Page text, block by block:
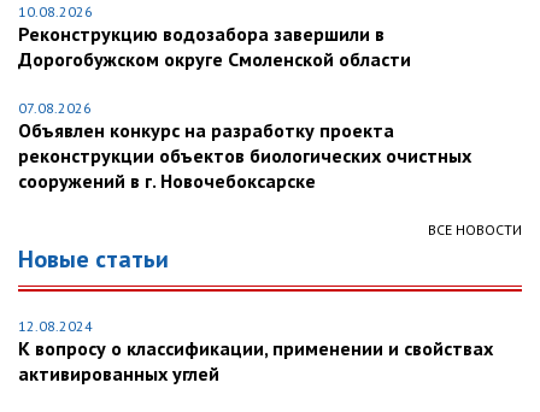
10.08.2026
Реконструкцию водозабора завершили в
Дорогобужском округе Смоленской области
07.08.2026
Объявлен конкурс на разработку проекта
реконструкции объектов биологических очистных
сооружений в г. Новочебоксарске
ВСЕ НОВОСТИ
Новые статьи
12.08.2024
К вопросу о классификации, применении и свойствах
активированных углей